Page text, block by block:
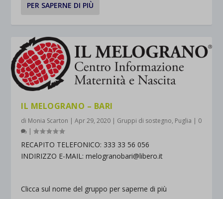
PER SAPERNE DI PIÙ
IL MELOGRANO – BARI
di Monia Scarton |Apr 29, 2020 | Gruppi di sostegno, Puglia | 0
|
RECAPITO TELEFONICO: 333 33 56 056
INDIRIZZO E-MAIL: melogranobari@libero.it
Clicca sul nome del gruppo per saperne di più